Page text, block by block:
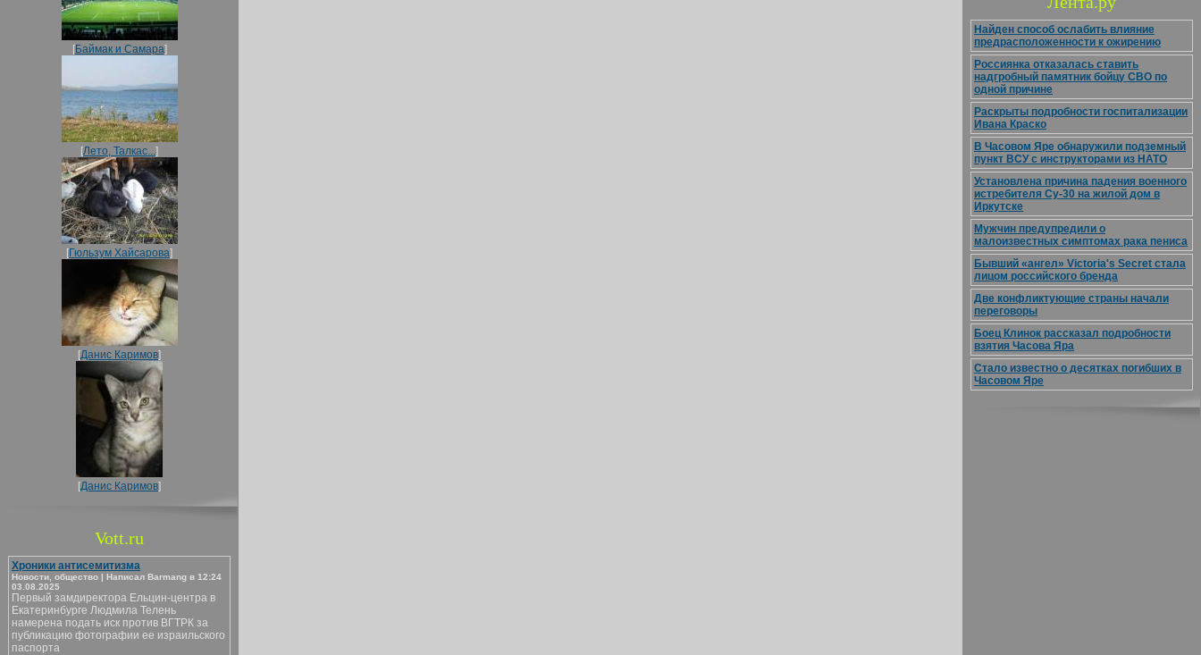
[Баймак и Самара]
[Лето, Талкас...]
[Гюльзум Хайсарова]
[Данис Каримов]
[Данис Каримов]
Vott.ru
Хроники антисемитизма
Новости, общество | Написал Barmang в 12:24
03.08.2025
Первый замдиректора Ельцин-центра в
Екатеринбурге Людмила Телень
намерена подать иск против ВГТРК за
публикацию фотографии ее израильского
паспорта
Найден способ ослабить влияние
предрасположенности к ожирению
Россиянка отказалась ставить
надгробный памятник бойцу СВО по
одной причине
Раскрыты подробности госпитализации
Ивана Краско
В Часовом Яре обнаружили подземный
пункт ВСУ с инструкторами из НАТО
Установлена причина падения военного
истребителя Су-30 на жилой дом в
Иркутске
Мужчин предупредили о
малоизвестных симптомах рака пениса
Бывший «ангел» Victoria's Secret стала
лицом российского бренда
Две конфликтующие страны начали
переговоры
Боец Клинок рассказал подробности
взятия Часова Яра
Стало известно о десятках погибших в
Часовом Яре